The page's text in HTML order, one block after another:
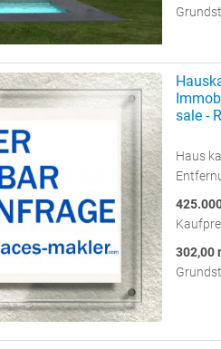
sale -
Haus
302,00